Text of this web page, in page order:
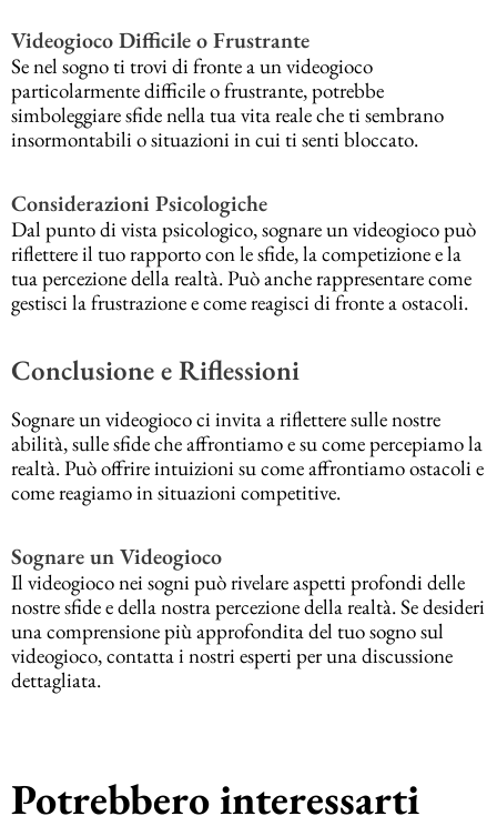
Videogioco Difficile o Frustrante
Se nel sogno ti trovi di fronte a un videogioco
particolarmente difficile o frustrante, potrebbe
simboleggiare sfide nella tua vita reale che ti sembrano
insormontabili o situazioni in cui ti senti bloccato.
Considerazioni Psicologiche
Dal punto di vista psicologico, sognare un videogioco può
riflettere il tuo rapporto con le sfide, la competizione e la
tua percezione della realtà. Può anche rappresentare come
gestisci la frustrazione e come reagisci di fronte a ostacoli.
Conclusione e Riflessioni
Sognare un videogioco ci invita a riflettere sulle nostre
abilità, sulle sfide che affrontiamo e su come percepiamo la
realtà. Può offrire intuizioni su come affrontiamo ostacoli e
come reagiamo in situazioni competitive.
Sognare un Videogioco
Il videogioco nei sogni può rivelare aspetti profondi delle
nostre sfide e della nostra percezione della realtà. Se desideri
una comprensione più approfondita del tuo sogno sul
videogioco, contatta i nostri esperti per una discussione
dettagliata.
Potrebbero interessarti